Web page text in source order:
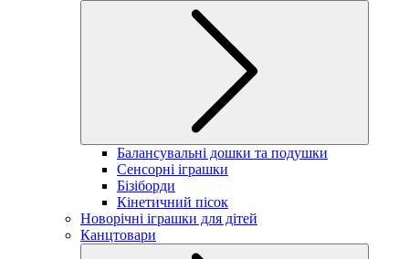
Балансувальні дошки та подушки
Сенсорні іграшки
Бізіборди
Кінетичний пісок
Новорічні іграшки для дітей
Канцтовари